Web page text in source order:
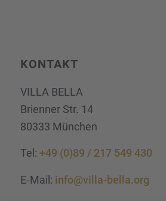
KONTAKT
VILLA BELLA
Brien­ner Str. 14
80333 München
Tel: +49 (0)89 / 217 549 430
E‑Mail: info@villa-bella.org